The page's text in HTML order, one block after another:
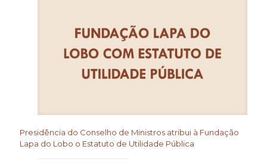
Presidência do Conselho de Ministros atribui à Fundação
Lapa do Lobo o Estatuto de Utilidade Pública